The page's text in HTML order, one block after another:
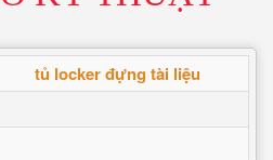
tủ locker đựng tài liệu